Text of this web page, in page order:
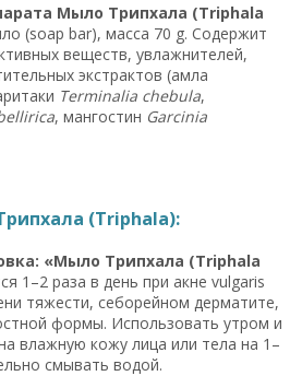
Мыло Трипхала (Triphala
(soap bar), масса 70 g. Содержит
веществ, увлажнителей,
экстрактов (амла
Terminalia chebula,
, мангостин Garcinia
(Triphala):
«Мыло Трипхала (Triphala
1–2 раза в день при акне vulgaris
тяжести, себорейном дерматите,
формы. Использовать утром и
влажную кожу лица или тела на 1–
смывать водой.